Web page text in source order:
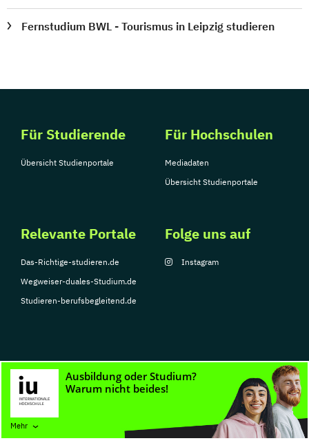
Mehr
Fernstudium BWL - Tourismus in Leipzig studieren
Für Studierende
Übersicht Studienportale
Für Hochschulen
Mediadaten
Übersicht Studienportale
Relevante Portale
Das-Richtige-studieren.de
Wegweiser-duales-Studium.de
Studieren-berufsbegleitend.de
Folge uns auf
Instagram
© Copyright 2026, TarGroup Media GmbH
Nutzungsbedingungen